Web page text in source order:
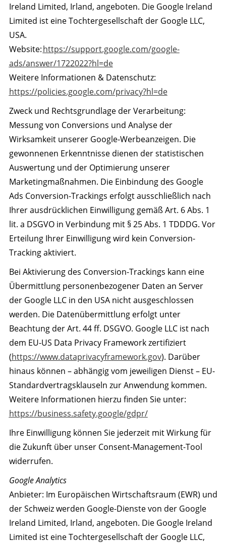
Ireland Limited, Irland, angeboten. Die Google Ireland
Limited ist eine Tochtergesellschaft der Google LLC,
USA.
Website:https://support.google.com/google-
ads/answer/1722022?hl=de
Weitere Informationen & Datenschutz:
https://policies.google.com/privacy?hl=de
Zweck und Rechtsgrundlage der Verarbeitung:
Messung von Conversions und Analyse der
Wirksamkeit unserer Google-Werbeanzeigen. Die
gewonnenen Erkenntnisse dienen der statistischen
Auswertung und der Optimierung unserer
Marketingmaßnahmen. Die Einbindung des Google
Ads Conversion-Trackings erfolgt ausschließlich nach
Ihrer ausdrücklichen Einwilligung gemäß Art. 6 Abs. 1
lit. a DSGVO in Verbindung mit § 25 Abs. 1 TDDDG. Vor
Erteilung Ihrer Einwilligung wird kein Conversion-
Tracking aktiviert.
Bei Aktivierung des Conversion-Trackings kann eine
Übermittlung personenbezogener Daten an Server
der Google LLC in den USA nicht ausgeschlossen
werden. Die Datenübermittlung erfolgt unter
Beachtung der Art. 44 ff. DSGVO. Google LLC ist nach
dem EU-US Data Privacy Framework zertifiziert
(https://www.dataprivacyframework.gov). Darüber
hinaus können – abhängig vom jeweiligen Dienst – EU-
Standardvertragsklauseln zur Anwendung kommen.
Weitere Informationen hierzu finden Sie unter:
https://business.safety.google/gdpr/
Ihre Einwilligung können Sie jederzeit mit Wirkung für
die Zukunft über unser Consent-Management-Tool
widerrufen.
Google Analytics
Anbieter: Im Europäischen Wirtschaftsraum (EWR) und
der Schweiz werden Google-Dienste von der Google
Ireland Limited, Irland, angeboten. Die Google Ireland
Limited ist eine Tochtergesellschaft der Google LLC,